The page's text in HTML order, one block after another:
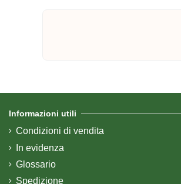
Informazioni utili
Condizioni di vendita
In evidenza
Glossario
Spedizione